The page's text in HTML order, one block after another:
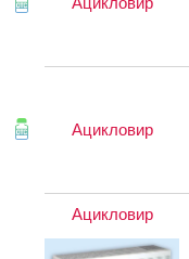
Ацикловир
Ацикловир